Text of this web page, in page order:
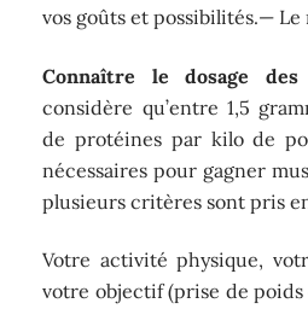
vos goûts et possibilités.— Le
Connaître le dosage
considère qu’entre 1,5
de protéines par kilo de
nécessaires pour gagner
plusieurs critères sont pris
Votre activité physique,
votre objectif (prise de